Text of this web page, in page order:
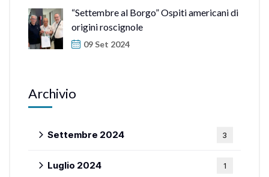
“Settembre al Borgo” Ospiti americani di
origini roscignole
09 Set 2024
Archivio
Settembre 2024 3
Luglio 2024 1